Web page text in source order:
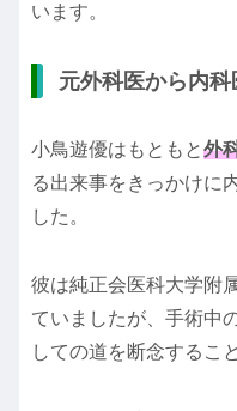
います。
元外科医から内
小鳥遊優はもともと外
る出来事をきっかけに
した。
彼は純正会医科大学附
ていましたが、手術中
しての道を断念するこ